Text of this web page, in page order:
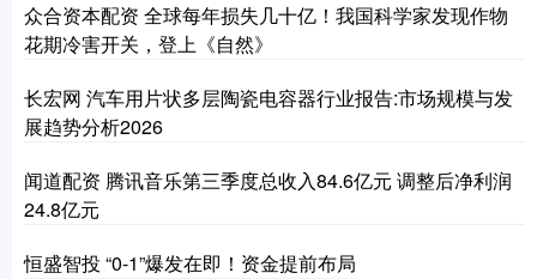
众合资本配资 全球每年损失几十亿！我国科学家发现作物
花期冷害开关，登上《自然》
长宏网 汽车用片状多层陶瓷电容器行业报告:市场规模与发
展趋势分析2026
闻道配资 腾讯音乐第三季度总收入84.6亿元 调整后净利润
24.8亿元
恒盛智投 “0-1”爆发在即！资金提前布局